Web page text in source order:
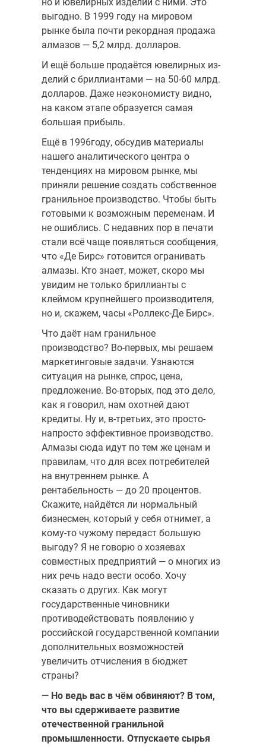
но и ювелирных изделий с ними. Это
вы­годно. В 1999 году на мировом
рынке была почти рекордная продажа
алмазов — 5,2 млрд. долларов.
И ещё больше продаётся ювелирных из­
делий с бриллиантами — на 50-60 млрд.
долларов. Даже неэкономисту видно,
на каком этапе образуется самая
большая прибыль.
Ещё в 1996году, обсудив материалы
нашего аналитического цен­тра о
тенденциях на мировом рынке, мы
приняли решение создать собственное
гранильное производство. Чтобы быть
готовыми к возможным переменам. И
не ошиблись. С недавних пор в печати
стали всё чаще появляться сообщения,
что «Де Бирс» готовится огранивать
алмазы. Кто знает, может, скоро мы
увидим не только бриллианты с
клеймом крупнейшего производителя,
но и, скажем, часы «Роллекс-Де Бирс».
Что даёт нам гранильное
производство? Во-первых, мы реша­ем
маркетинговые задачи. Узнаются
ситуация на рынке, спрос, цена,
предложение. Во-вторых, под это дело,
как я говорил, нам охотней дают
кредиты. Ну и, в-третьих, это просто-
напросто эффектив­ное производство.
Алмазы сюда идут по тем же ценам и
правилам, что для всех потребителей
на внутреннем рынке. А
рентабельность — до 20 процентов.
Скажите, найдётся ли нормальный
бизнесмен, который у себя отнимет, а
кому-то чужому передаст большую
выгоду? Я не говорю о хозяевах
совместных предприятий — о многих из
них речь надо вести особо. Хочу
сказать о других. Как могут
государственные чиновники
противодействовать появлению у
российской государственной компании
дополнительных возможностей
увеличить отчисления в бюджет
страны?
— Но ведь вас в чём обвиняют? В том,
что вы сдерживаете развитие
отечественной гранильной
промышленности. Отпускаете сырья